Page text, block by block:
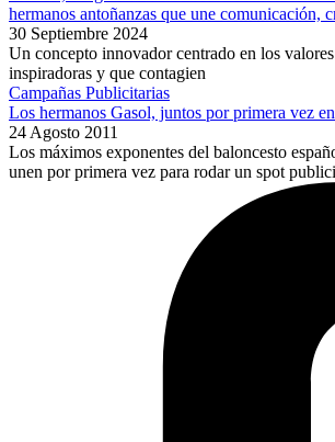
hermanos antoñanzas que une comunicación,
30 Septiembre 2024
Un concepto innovador centrado en los
inspiradoras y que contagien
Campañas Publicitarias
Los hermanos Gasol, juntos por primera vez
24 Agosto 2011
Los máximos exponentes del baloncesto
unen por primera vez para rodar un spot